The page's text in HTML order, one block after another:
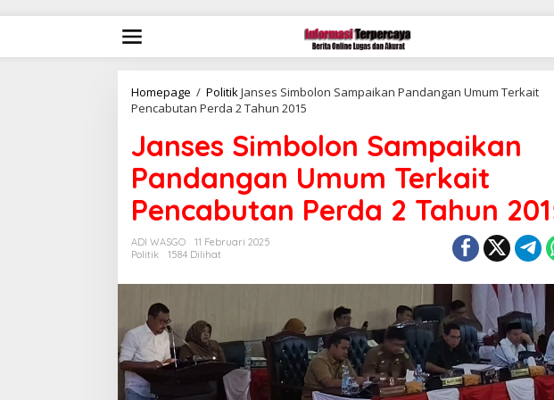
Homepage / PolitikJanses Simbolon Sampaikan Pandangan Umum Terkait
Pencabutan Perda 2 Tahun 2015
Janses Simbolon Sampaikan
Pandangan Umum Terkait
Pencabutan Perda 2 Tahun
ADI WASGO
11 Februari 2025
Politik
1584 Dilihat